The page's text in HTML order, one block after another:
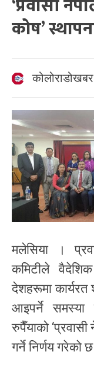
कोष’
मलेसिया ।
कमिटीले वैदेशिक
देशहरूमा
आइपर्ने समस्या
रुपैँयाको
गर्ने निर्णय गरेको